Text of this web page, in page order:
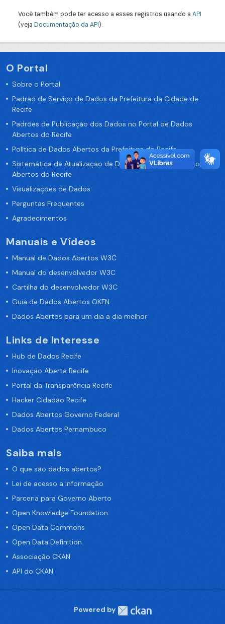
Você também pode ter acesso a esses registros usando a API
(veja Documentação da API).
O Portal
Sobre o Portal
Padrão de Serviço de Dados da Prefeitura da Cidade de
Recife
Padrões de Publicação dos Dados no Portal de Dados
Abertos do Recife
Política de Dados Abertos da Prefeitura do Recife
Sistemática de Atualização de Dados do Portal de Dados
Abertos do Recife
Visualizações de Dados
Perguntas Frequentes
Agradecimentos
Manuais e Vídeos
Manual de Dados Abertos W3C
Manual do desenvolvedor W3C
Cartilha do desenvolvedor W3C
Guia de Dados Abertos OKFN
Dados Abertos para um dia a dia melhor
Links de Interesse
Hub de Dados Recife
Inovação Aberta Recife
Portal da Transparência Recife
Hacker Cidadão Recife
Dados Abertos Governo Federal
Dados Abertos Pernambuco
Saiba mais
O que são dados abertos?
Lei de acesso a informação
Parceria para Governo Aberto
Open Knowledge Foundation
Open Data Commons
Open Data Definition
Associação CKAN
API do CKAN
Powered by